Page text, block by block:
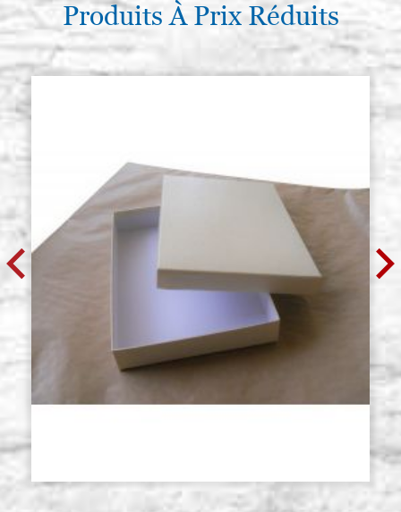
Produits À Prix Réduits